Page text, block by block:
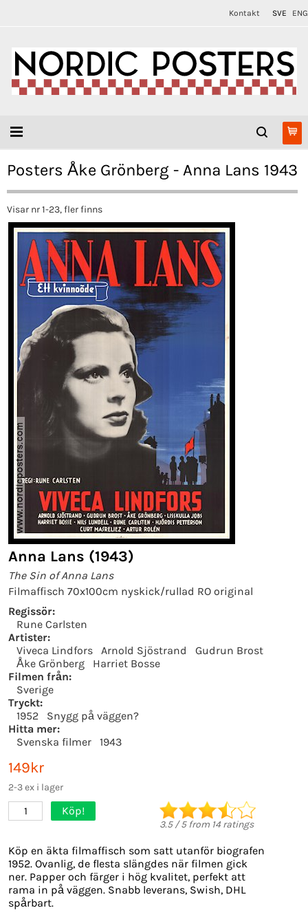
Kontakt SVE ENG
Posters Åke Grönberg - Anna Lans 1943
Visar nr 1-23, fler finns
Anna Lans (1943)
The Sin of Anna Lans
Filmaffisch 70x100cm nyskick/rullad RO original
Regissör:
Rune Carlsten
Artister:
Viveca Lindfors
Arnold Sjöstrand
Gudrun Brost
Åke Grönberg
Harriet Bosse
Filmen från:
Sverige
Tryckt:
1952
Snygg på väggen?
Hitta mer:
Svenska filmer
1943
149kr
2-3 ex i lager
1 Köp!
3.5/5from 14 ratings
Köp en äkta filmaffisch som satt utanför biografen
1952. Ovanlig, de flesta slängdes när filmen gick
ner. Papper och färger i hög kvalitet, perfekt att
rama in på väggen. Snabb leverans, Swish, DHL
spårbart.